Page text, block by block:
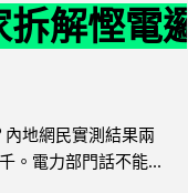
解慳電邏
地網民實測結果兩
。電力部門話不能...